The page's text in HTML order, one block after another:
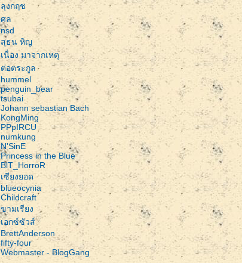
ลุงกฤช
ศล
nsd
สุธน หิญ
เนื่อง มาจากเหตุ
ต่อตระกูล
hummel
penguin_bear
tsubai
Johann sebastian Bach
KongMing
PPpIRCU
numkung
N'SinE
Princess in the Blue
BlT_HorroR
เซียงยอด
blueocynia
Childcraft
ขามเรียง
เอกซ์ซัวส์
BrettAnderson
fifty-four
Webmaster - BlogGang